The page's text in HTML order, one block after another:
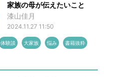
家族の母が伝えたいこと
漆山佳月
2024.11.27 11:50
体験談 大家族 悩み 書籍抜粋